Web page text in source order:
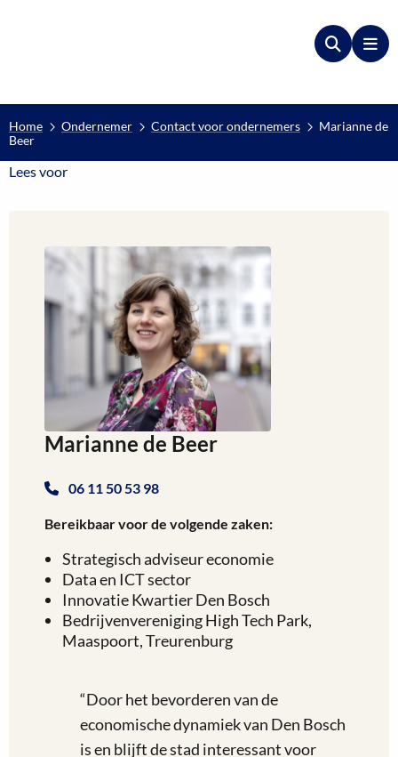
Zoeken
Home Ondernemer Contact voor ondernemers
Marianne de
Beer
Lees voorLees voor
Marianne de Beer
06 11 50 53 98
Bereikbaar voor de volgende zaken:
Strategisch adviseur economie
Data en ICT sector
Innovatie Kwartier Den Bosch
Bedrijvenvereniging High Tech Park,
Maaspoort, Treurenburg
“Door het bevorderen van de
economische dynamiek van Den Bosch
is en blijft de stad interessant voor